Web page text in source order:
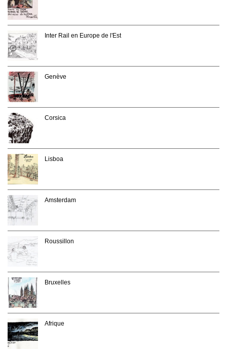
Inter Rail en Europe de l'Est
Genève
Corsica
Lisboa
Amsterdam
Roussillon
Bruxelles
Afrique